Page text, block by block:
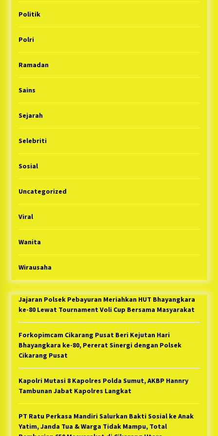
Politik
Polri
Ramadan
Sains
Sejarah
Selebriti
Sosial
Uncategorized
Viral
Wanita
Wirausaha
Jajaran Polsek Pebayuran Meriahkan HUT Bhayangkara
ke-80 Lewat Tournament Voli Cup Bersama Masyarakat
Forkopimcam Cikarang Pusat Beri Kejutan Hari
Bhayangkara ke-80, Pererat Sinergi dengan Polsek
Cikarang Pusat
Kapolri Mutasi 8 Kapolres Polda Sumut, AKBP Hannry
Tambunan Jabat Kapolres Langkat
PT Ratu Perkasa Mandiri Salurkan Bakti Sosial ke Anak
Yatim, Janda Tua & Warga Tidak Mampu, Total